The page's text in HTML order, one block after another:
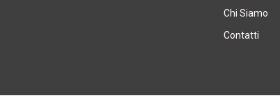
Chi Siamo
Contatti